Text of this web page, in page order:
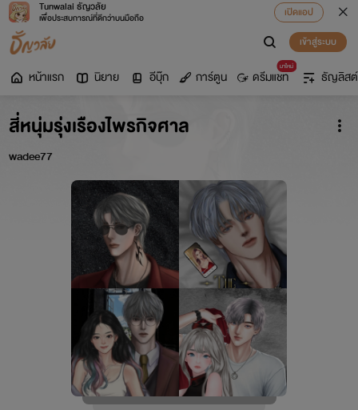
Tunwalai ธัญวลัย
เพื่อประสบการณ์ที่ดีกว่าบนมือถือ
เปิดแอป
เข้าสู่ระบบ
หน้าแรก นิยาย อีบุ๊ก การ์ตูน
มาใหม่
ดรีมแชท ธัญลิสต์
สี่หนุ่มรุ่งเรืองไพรกิจศาล
wadee77